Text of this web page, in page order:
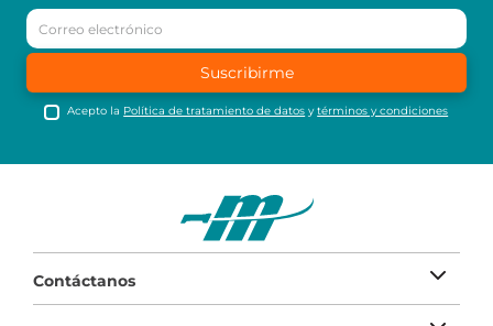
Suscribirme
Acepto la Política de tratamiento de datos ytérminos y condiciones
Contáctanos